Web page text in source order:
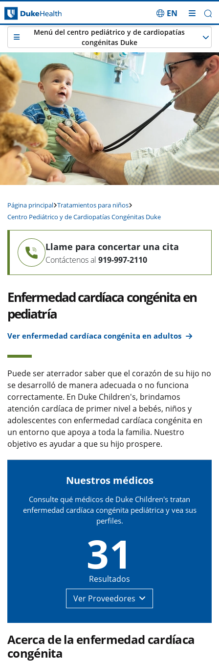
Saltar navegación
EN
Página principal Tratamientos para niños
Centro Pediátrico y de Cardiopatías Congénitas Duke
Menú del centro pediátrico y de cardiopatías
congénitas Duke
Llame para concertar una cita
Contáctenos al 919-997-2110
Enfermedad cardíaca congénita en
pediatría
Ver enfermedad cardíaca congénita en adultos
Puede ser aterrador saber que el corazón de su hijo no
se desarrolló de manera adecuada o no funciona
correctamente. En Duke Children's, brindamos
atención cardíaca de primer nivel a bebés, niños y
adolescentes con enfermedad cardíaca congénita en
un entorno que apoya a toda la familia. Nuestro
objetivo es ayudar a que su hijo prospere.
31
Resultados
Ver Proveedores
Nuestros médicos
Consulte qué médicos de Duke Children's tratan
enfermedad cardíaca congénita pediátrica y vea sus
perfiles.
Acerca de la enfermedad cardíaca
congénita